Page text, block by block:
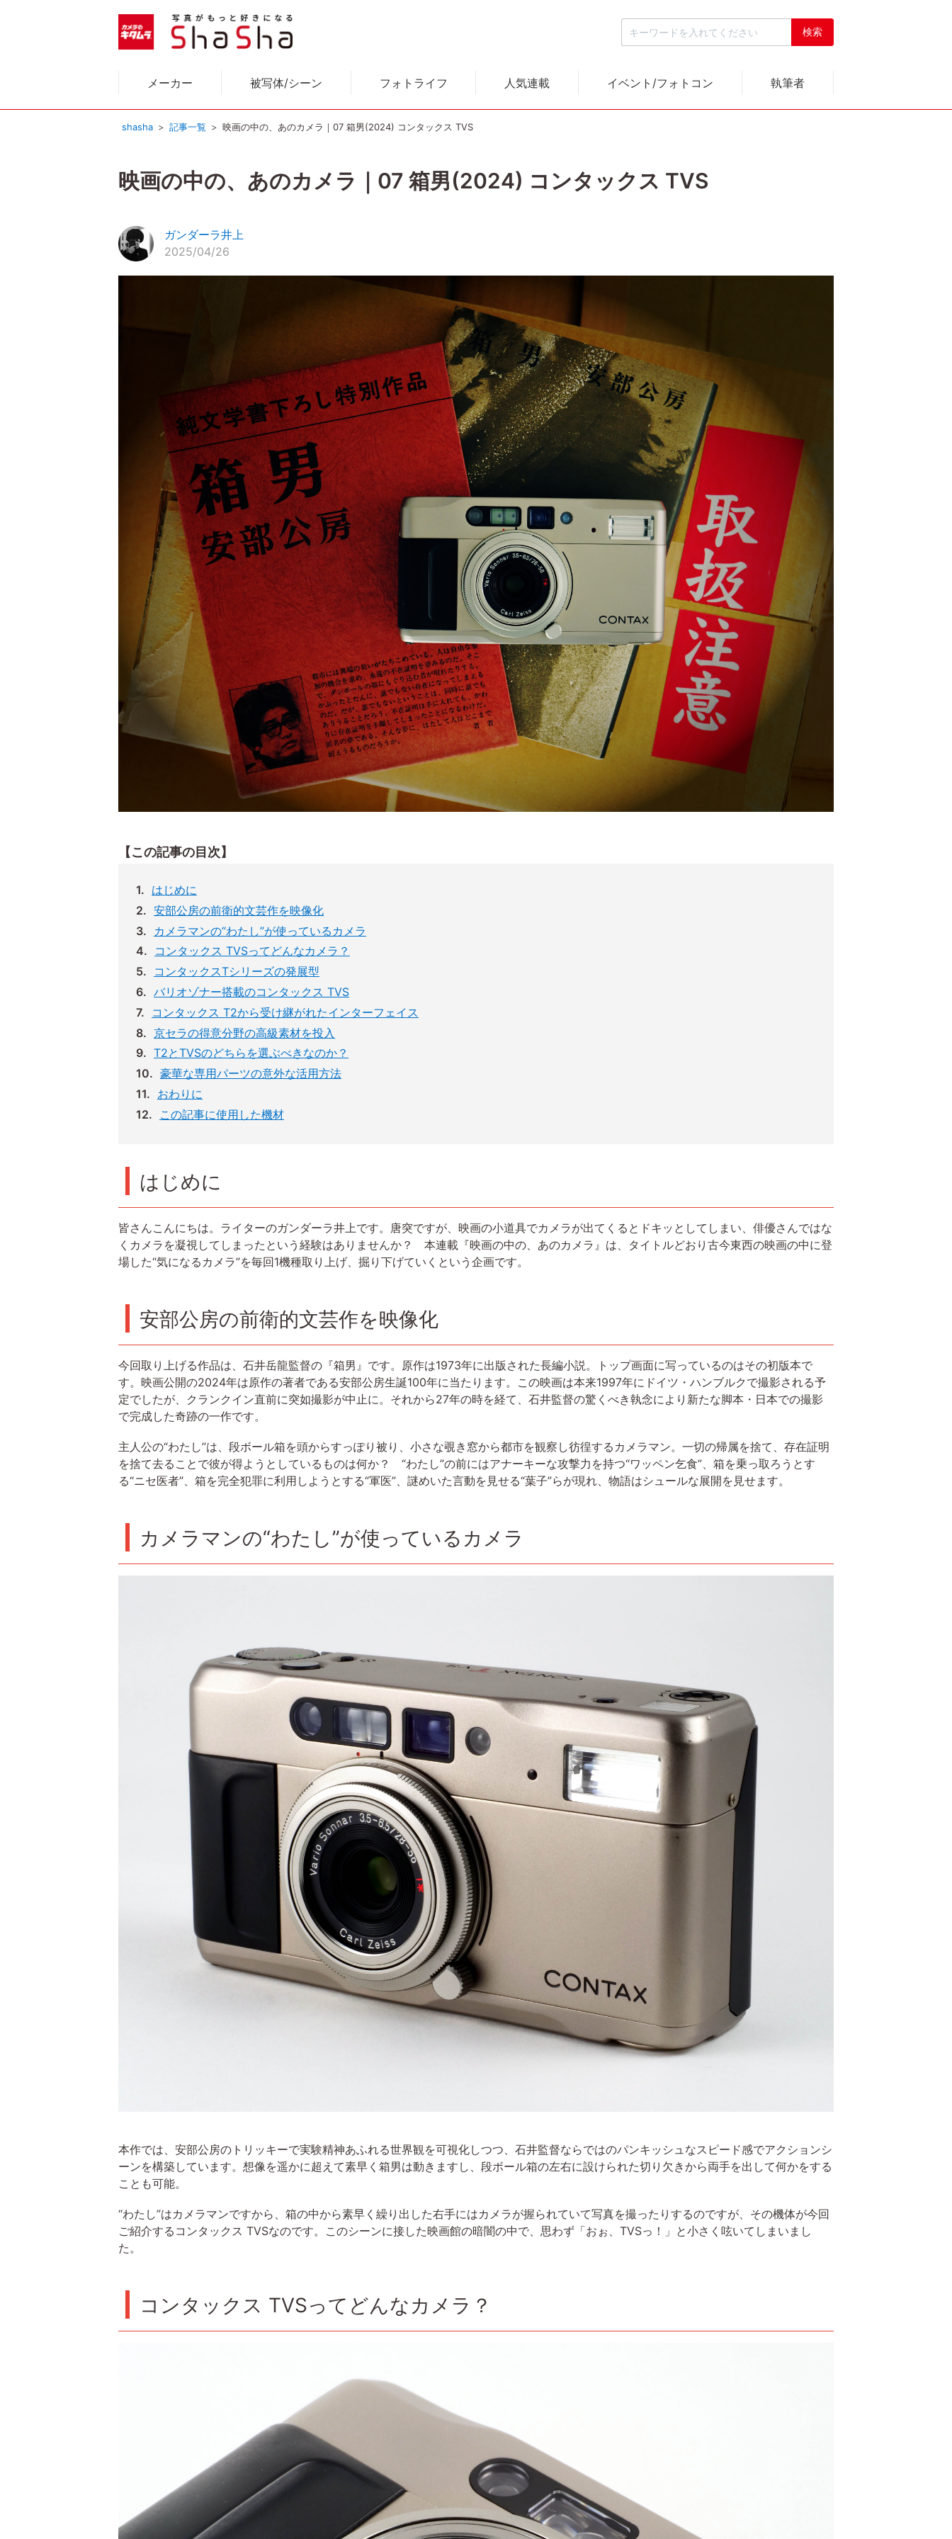
メーカー 被写体/シーン フォトライフ 人気連載 イベント/フォトコン 執筆者
shasha 記事一覧 映画の中の、あのカメラ｜07 箱男(2024) コンタックス TVS
映画の中の、あのカメラ｜07 箱男(2024) コンタックス TVS
ガンダーラ井上
2025/04/26
【この記事の目次】
はじめに
安部公房の前衛的文芸作を映像化
カメラマンの“わたし”が使っているカメラ
コンタックス TVSってどんなカメラ？
コンタックスTシリーズの発展型
バリオゾナー搭載のコンタックス TVS
コンタックス T2から受け継がれたインターフェイス
京セラの得意分野の高級素材を投入
T2とTVSのどちらを選ぶべきなのか？
豪華な専用パーツの意外な活用方法
おわりに
この記事に使用した機材
はじめに
皆さんこんにちは。ライターのガンダーラ井上です。唐突ですが、映画の小道具でカメラが出てくるとドキッとしてしまい、俳優さんではな
くカメラを凝視してしまったという経験はありませんか？ 本連載『映画の中の、あのカメラ』は、タイトルどおり古今東西の映画の中に登
場した“気になるカメラ”を毎回1機種取り上げ、掘り下げていくという企画です。
安部公房の前衛的文芸作を映像化
今回取り上げる作品は、石井岳龍監督の『箱男』です。原作は1973年に出版された長編小説。トップ画面に写っているのはその初版本で
す。映画公開の2024年は原作の著者である安部公房生誕100年に当たります。この映画は本来1997年にドイツ・ハンブルクで撮影される予
定でしたが、クランクイン直前に突如撮影が中止に。それから27年の時を経て、石井監督の驚くべき執念により新たな脚本・日本での撮影
で完成した奇跡の一作です。
主人公の“わたし”は、段ボール箱を頭からすっぽり被り、小さな覗き窓から都市を観察し彷徨するカメラマン。一切の帰属を捨て、存在証明
を捨て去ることで彼が得ようとしているものは何か？ “わたし”の前にはアナーキーな攻撃力を持つ“ワッペン乞食”、箱を乗っ取ろうとす
る“ニセ医者”、箱を完全犯罪に利用しようとする“軍医”、謎めいた言動を見せる“葉子”らが現れ、物語はシュールな展開を見せます。
カメラマンの“わたし”が使っているカメラ
本作では、安部公房のトリッキーで実験精神あふれる世界観を可視化しつつ、石井監督ならではのパンキッシュなスピード感でアクションシ
ーンを構築しています。想像を遥かに超えて素早く箱男は動きますし、段ボール箱の左右に設けられた切り欠きから両手を出して何かをする
ことも可能。
“わたし”はカメラマンですから、箱の中から素早く繰り出した右手にはカメラが握られていて写真を撮ったりするのですが、その機体が今回
ご紹介するコンタックス TVSなのです。このシーンに接した映画館の暗闇の中で、思わず「おぉ、TVSっ！」と小さく呟いてしまいまし
た。
コンタックス TVSってどんなカメラ？